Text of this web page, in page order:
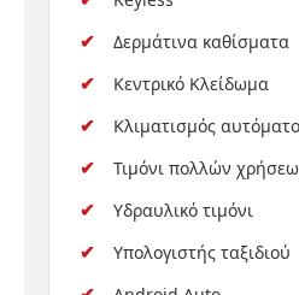
Δερμάτινα καθίσματα
Κεντρικό Κλείδωμα
Κλιματισμός αυτόματος
Τιμόνι πολλών χρήσεων
Υδραυλικό τιμόνι
Υπολογιστής ταξιδιού
Android Auto